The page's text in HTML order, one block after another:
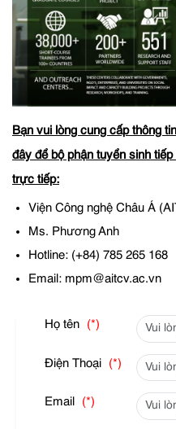
Bạn vui lòng cung cấp thông
đây để bộ phận tuyển sinh
trực tiếp:
Viện Công nghệ Châu Á
Ms. Phương Anh
Hotline: (+84) 785 265 168
Email: mpm@aitcv.ac.vn
Họ tên (*)
Điện Thoại (*)
Email (*)